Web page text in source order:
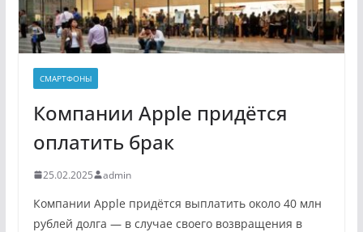
СМАРТФОНЫ
Компании Apple придётся
оплатить брак
25.02.2025 admin
Компании Apple придётся выплатить около 40 млн
рублей долга — в случае своего возвращения в